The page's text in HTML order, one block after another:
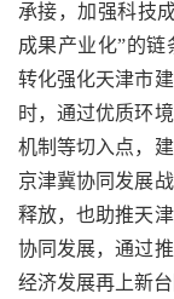
承接，加强科技
成果产业化”的
转化强化天津市
时，通过优质环
机制等切入点，
京津冀协同发展
释放，也助推天
协同发展，通过
经济发展再上新台